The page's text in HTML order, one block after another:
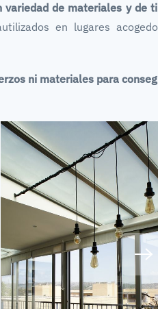
variedad de materiales y de
en lugares
ni materiales para